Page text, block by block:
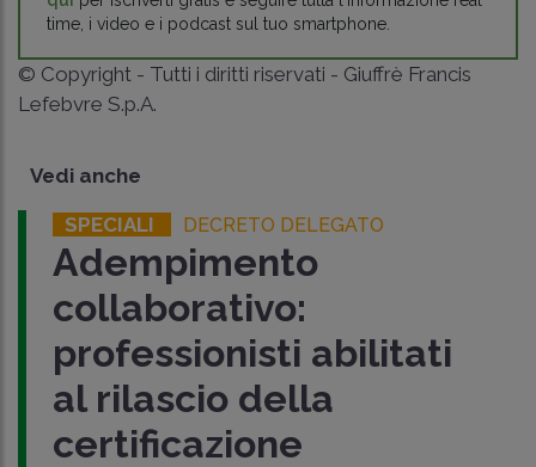
time, i video e i podcast sul tuo smartphone.
© Copyright - Tutti i diritti riservati - Giuffrè Francis
Lefebvre S.p.A.
Vedi anche
SPECIALI DECRETO DELEGATO
Adempimento
collaborativo:
professionisti abilitati
al rilascio della
certificazione